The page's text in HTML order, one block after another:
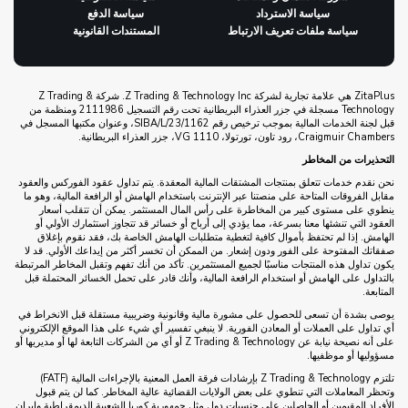
سياسة الاسترداد
سياسة الدفع
سياسة ملفات تعريف الارتباط
المستندات القانونية
ZitaPlus هي علامة تجارية لشركة Z Trading & Technology Inc. شركة Z Trading &
Technology مسجلة في جزر العذراء البريطانية تحت رقم التسجيل 2111986 ومنظمة من
قبل لجنة الخدمات المالية بموجب ترخيص رقم SIBA/L/23/1162، وعنوان مكتبها المسجل في
Craigmuir Chambers، رود تاون، تورتولا، VG 1110، جزر العذراء البريطانية.
التحذيرات من المخاطر
نحن نقدم خدمات تتعلق بمنتجات المشتقات المالية المعقدة. يتم تداول عقود الفوركس والعقود
مقابل الفروقات المتاحة على منصتنا عبر الإنترنت باستخدام الهامش أو الرافعة المالية، وهو ما
ينطوي على مستوى كبير من المخاطرة على رأس المال المستثمر. يمكن أن تتقلب أسعار
العقود التي تنشئها معنا بسرعة، مما يؤدي إلى أرباح أو خسائر قد تتجاوز استثمارك الأولي أو
الهامش. إذا لم تحتفظ بأموال كافية لتغطية متطلبات الهامش الخاصة بك، فقد نقوم بإغلاق
صفقاتك المفتوحة على الفور ودون إشعار. من الممكن أن تخسر أكثر من إيداعك الأولي. قد لا
يكون تداول هذه المنتجات مناسبًا لجميع المستثمرين. تأكد من أنك تفهم وتقبل المخاطر المرتبطة
بالتداول على الهامش أو استخدام الرافعة المالية، وأنك قادر على تحمل الخسائر المحتملة قبل
المتابعة.
يوصى بشدة أن تسعى للحصول على مشورة مالية وقانونية وضريبية مستقلة قبل الانخراط في
أي تداول على العملات أو المعادن الفورية. لا ينبغي تفسير أي شيء على هذا الموقع الإلكتروني
على أنه نصيحة نيابة عن Z Trading & Technology أو أي من الشركات التابعة لها أو مديريها أو
مسؤوليها أو موظفيها.
تلتزم Z Trading & Technology بإرشادات فرقة العمل المعنية بالإجراءات المالية (FATF)
وتحظر المعاملات التي تنطوي على بعض الولايات القضائية عالية المخاطر. كما لن يتم قبول